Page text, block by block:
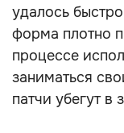
удалось
форма плотно
процессе
заниматься
патчи убегут в